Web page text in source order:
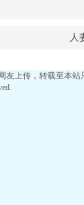
人
上传，转载至本站